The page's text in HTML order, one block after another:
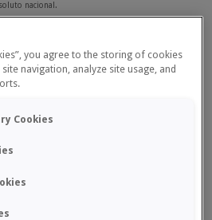
nacional.
you agree to the storing of cookies
navigation, analyze site usage, and
Cookies